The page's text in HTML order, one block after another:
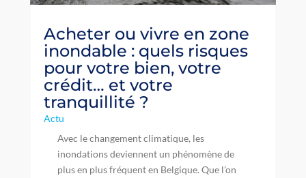
Acheter ou vivre en zone
inondable : quels risques
pour votre bien, votre
crédit… et votre
tranquillité ?
Actu
Avec le changement climatique, les
inondations deviennent un phénomène de
plus en plus fréquent en Belgique. Que l’on